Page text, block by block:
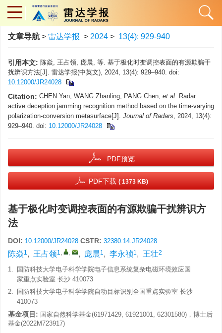
文章导航 > 雷达学报 > 2024 > 13(4): 929-940
引用本文: 陈焱, 王占领, 庞晨, 等. 基于极化时变调控表面的有源欺骗干
扰辨识方法[J]. 雷达学报(中英文), 2024, 13(4): 929–940. doi:
10.12000/JR24028
Citation: CHEN Yan, WANG Zhanling, PANG Chen, et al. Radar
active deception jamming recognition method based on the time-varying
polarization-conversion metasurface[J]. Journal of Radars, 2024, 13(4):
929–940. doi: 10.12000/JR24028
PDF预览
PDF下载 ( 1373 KB)
基于极化时变调控表面的有源欺骗干扰辨识方
法
DOI: 10.12000/JR24028 CSTR: 32380.14.JR24028
陈焱1, 王占领1, , , 庞晨1, 李永祯1, 王壮2
1.
国防科技大学电子科学学院电子信息系统复杂电磁环境效应国
家重点实验室 长沙 410073
2.
国防科技大学电子科学学院自动目标识别全国重点实验室 长沙
410073
基金项目: 国家自然科学基金(61971429, 61921001, 62301580)，博士后
基金(2022M723917)